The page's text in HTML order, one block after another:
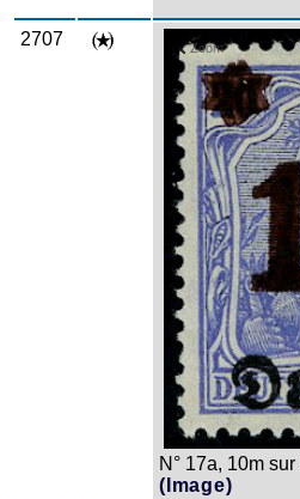
2707 Zoom
N° 17a, 10m
(Image)